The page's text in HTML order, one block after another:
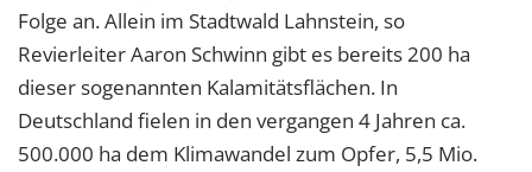
Folge an. Allein im Stadtwald Lahnstein, so
Revierleiter Aaron Schwinn gibt es bereits 200 ha
dieser sogenannten Kalamitätsflächen. In
Deutschland fielen in den vergangen 4 Jahren ca.
500.000 ha dem Klimawandel zum Opfer, 5,5 Mio.